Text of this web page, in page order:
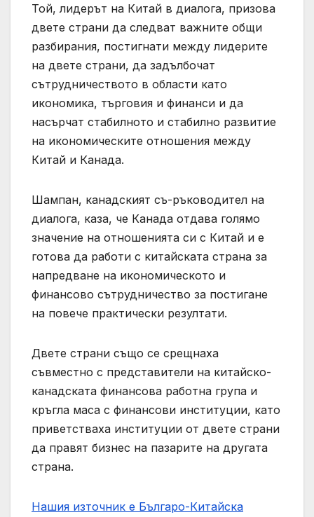
Той, лидерът на Китай в диалога, призова
двете страни да следват важните общи
разбирания, постигнати между лидерите
на двете страни, да задълбочат
сътрудничеството в области като
икономика, търговия и финанси и да
насърчат стабилното и стабилно развитие
на икономическите отношения между
Китай и Канада.
Шампан, канадският съ-ръководител на
диалога, каза, че Канада отдава голямо
значение на отношенията си с Китай и е
готова да работи с китайската страна за
напредване на икономическото и
финансово сътрудничество за постигане
на повече практически резултати.
Двете страни също се срещнаха
съвместно с представители на китайско-
канадската финансова работна група и
кръгла маса с финансови институции, като
приветстваха институции от двете страни
да правят бизнес на пазарите на другата
страна.
Нашия източник е Българо-Китайска